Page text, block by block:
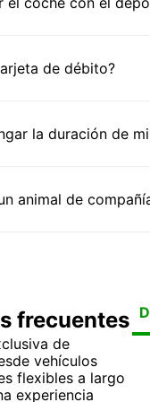
de débito?
la duración de
animal de
frecuentes
de
vehículos
flexibles a largo
experiencia